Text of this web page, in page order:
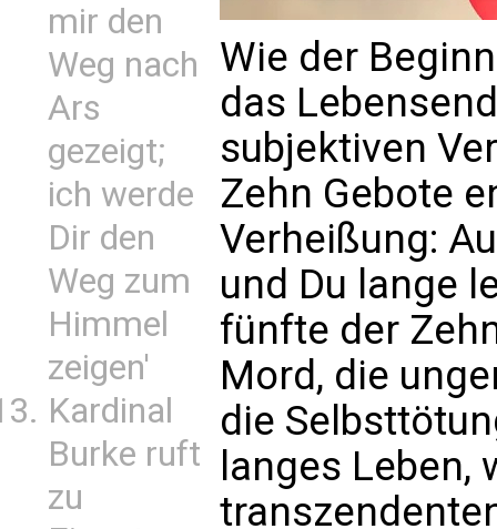
mir den
Weg nach
Ars
gezeigt;
ich werde
Dir den
Weg zum
Himmel
zeigen'
Kardinal
Burke ruft
zu
Wie der
das
subjektiven
Zehn Gebote
Verheißung:
und Du lange
fünfte der
Mord, die
die
langes Leben,